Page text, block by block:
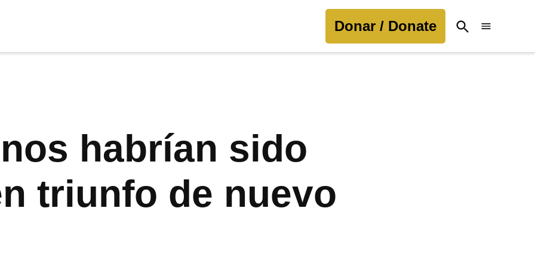
Donar / Donate
Open
Search
habrían sido
triunfo de nuevo